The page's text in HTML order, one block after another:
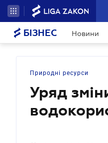
БІЗНЕС Новини
Природні ресурси
Уряд